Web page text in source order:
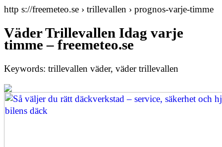
http s://freemeteo.se › trillevallen › prognos-varje-timme
Väder Trillevallen Idag varje
timme – freemeteo.se
Keywords: trillevallen väder, väder trillevallen